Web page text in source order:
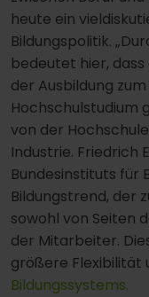
heute ein
Bildungspolitik.
bedeutet hier,
der Ausbildung
Hochschulstudium
von der
Industrie. Friedrich
Bundesinstituts für
Bildungstrend, der
sowohl von Seiten
der Mitarbeiter.
größere Flexibilität
Bildungssystems.